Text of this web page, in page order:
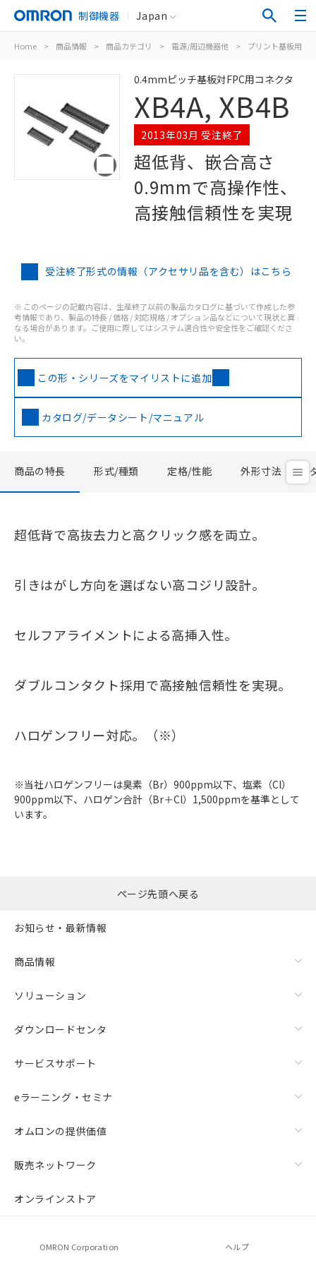
制御機器 Japan
Home > 商品情報 > 商品カテゴリ > 電源/周辺機器他 > プリント基板用コ
0.4mmピッチ基板対FPC用コネクタ
XB4A, XB4B
2013年03月 受注終了
超低背、嵌合高さ
0.9mmで高操作性、
高接触信頼性を実現
受注終了形式の情報（アクセサリ品を含む）はこちら
※ このページの記載内容は、生産終了以前の製品カタログに基づいて作成した参
考情報であり、製品の特長 / 価格 / 対応規格 / オプション品などについて現状と異
なる場合があります。ご使用に際してはシステム適合性や安全性をご確認くださ
い。
この形・シリーズをマイリストに追加
カタログ/データシート/マニュアル
商品の特長 形式/種類 定格/性能 外形寸法
超低背で高抜去力と高クリック感を両立。
引きはがし方向を選ばない高コジリ設計。
セルフアライメントによる高挿入性。
ダブルコンタクト採用で高接触信頼性を実現。
ハロゲンフリー対応。（※）
※当社ハロゲンフリーは臭素（Br）900ppm以下、塩素（Cl）
900ppm以下、ハロゲン合計（Br＋Cl）1,500ppmを基準として
います。
ページ先頭へ戻る
お知らせ・最新情報
商品情報
ソリューション
ダウンロードセンタ
サービスサポート
eラーニング・セミナ
オムロンの提供価値
販売ネットワーク
オンラインストア
OMRON Corporation ヘルプ